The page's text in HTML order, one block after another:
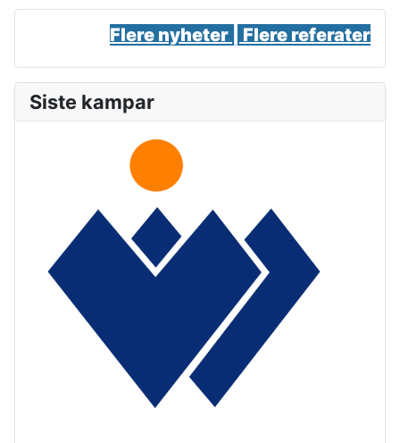
Flere nyheter | Flere referater
Siste kampar